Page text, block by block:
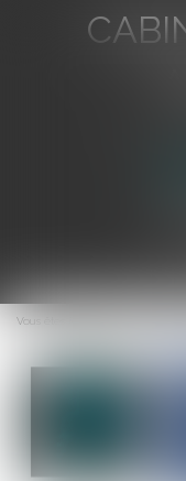
le
Vous êtes ici :